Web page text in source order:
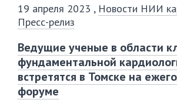
19 апреля 2023 , Новости НИИ
Пресс-релиз
Ведущие ученые в области
фундаментальной
встретятся в Томске на
форуме